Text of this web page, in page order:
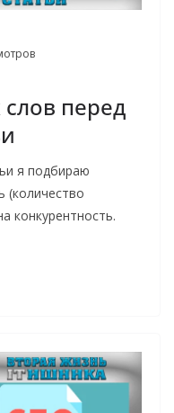
перед
я подбираю
(количество
конкурентность.